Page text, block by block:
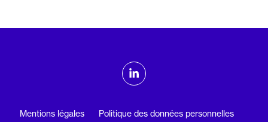
ADMTV sur les réseaux sociaux
Linkedin
Mentions légales
Politique des données personnelles